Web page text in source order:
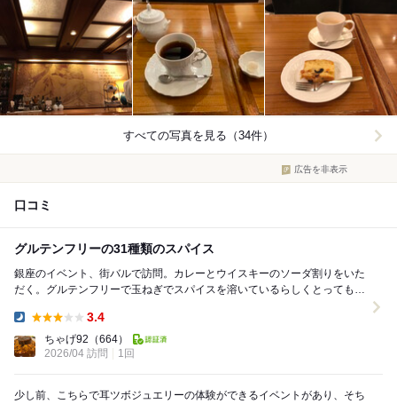
すべての写真を見る（34件）
広告を非表示
口コミ
グルテンフリーの31種類のスパイス
銀座のイベント、街バルで訪問。カレーとウイスキーのソーダ割りをいた
だく。グルテンフリーで玉ねぎでスパイスを溶いているらしくとってもマ
3.4
ちゃげ92 （664）
2026/04 訪問
1回
少し前、こちらで耳ツボジュエリーの体験ができるイベントがあり、そち